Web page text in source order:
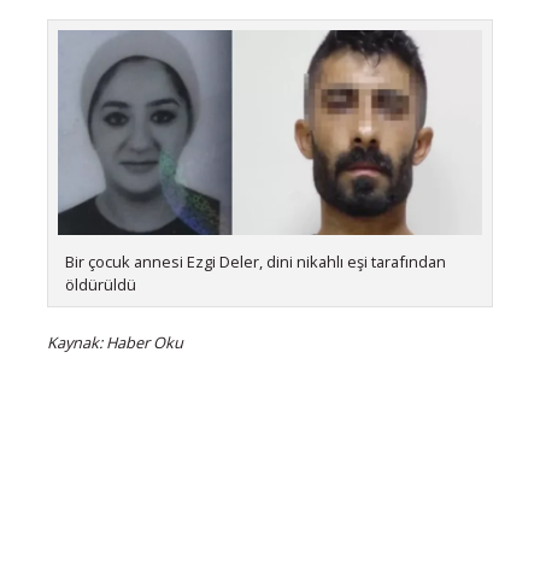
Bir çocuk annesi Ezgi Deler, dini nikahlı eşi tarafından
öldürüldü
Kaynak: Haber Oku